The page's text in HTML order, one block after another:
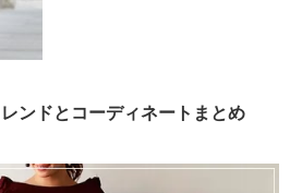
ンドとコーディネートまとめ